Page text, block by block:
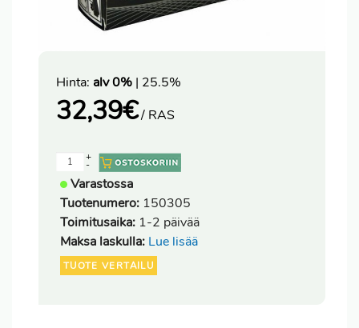
Hinta: alv 0% | 25.5%
32,39€/ RAS
-
+
Varastossa
Tuotenumero: 150305
Toimitusaika: 1-2 päivää
Maksa laskulla: Lue lisää
TUOTE VERTAILU